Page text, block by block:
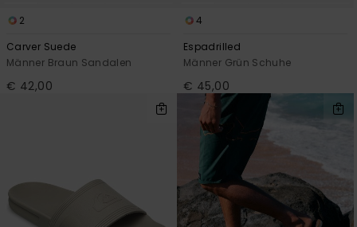
2
Carver Suede
Männer Braun Sandalen
€ 42,00
4
Espadrilled
Männer Grün Schuhe
€ 45,00